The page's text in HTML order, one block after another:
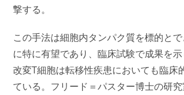
撃する。
この手法は細胞内タンパク質を標的と
に特に有望であり、臨床試験で成果を
改変T細胞は転移性疾患においても臨床
ている。フリード＝パスター博士の研